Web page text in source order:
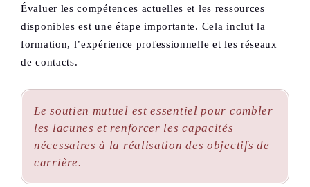
Évaluer les compétences actuelles et les ressources
disponibles est une étape importante. Cela inclut la
formation, l’expérience professionnelle et les réseaux
de contacts.
Le soutien mutuel est essentiel pour combler
les lacunes et renforcer les capacités
nécessaires à la réalisation des objectifs de
carrière.